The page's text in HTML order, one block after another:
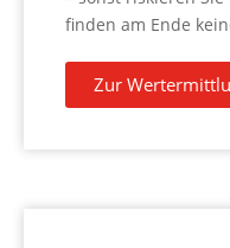
finden am Ende
Zur